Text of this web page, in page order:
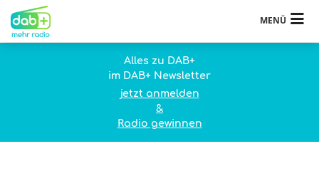
MENÜ
Alles zu DAB+
im DAB+ Newsletter
jetzt anmelden
&
Radio gewinnen